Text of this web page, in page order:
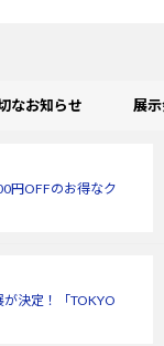
なお知らせ 展
円OFFのお得なク
が決定！「TOKYO